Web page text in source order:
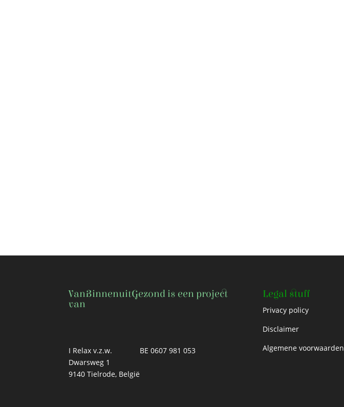
VanBinnenuitGezond is een project
van
I Relax v.z.w.
Dwarsweg 1
9140 Tielrode, België
BE 0607 981 053
Legal stuff
Privacy policy
Disclaimer
Algemene voorwaarden